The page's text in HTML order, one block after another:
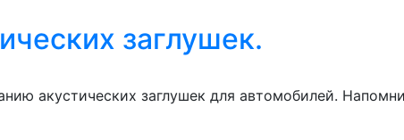
заглушек.
акустических заглушек для автомобилей.